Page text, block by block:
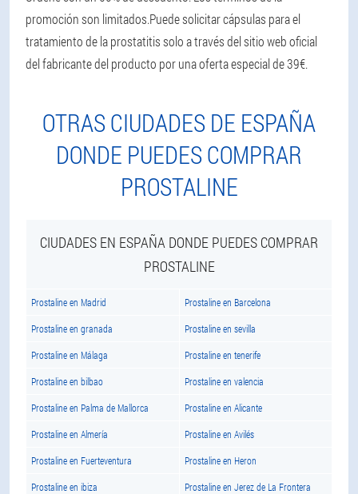
promoción son limitados.Puede solicitar cápsulas para el
tratamiento de la prostatitis solo a través del sitio web oficial
del fabricante del producto por una oferta especial de 39€.
OTRAS CIUDADES DE ESPAÑA
DONDE PUEDES COMPRAR
PROSTALINE
CIUDADES EN ESPAÑA DONDE PUEDES COMPRAR
PROSTALINE
Prostaline en Madrid Prostaline en Barcelona
Prostaline en granada Prostaline en sevilla
Prostaline en Málaga Prostaline en tenerife
Prostaline en bilbao Prostaline en valencia
Prostaline en Palma de Mallorca Prostaline en Alicante
Prostaline en Almería Prostaline en Avilés
Prostaline en Fuerteventura Prostaline en Heron
Prostaline en ibiza Prostaline en Jerez de La Frontera